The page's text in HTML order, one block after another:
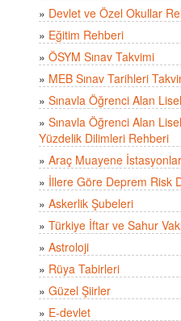
» Devlet ve Özel Okullar
» Eğitim Rehberi
» ÖSYM Sınav Takvimi
» MEB Sınav Tarihleri
» Sınavla Öğrenci Alan
» Sınavla Öğrenci Alan
Yüzdelik Dilimleri Rehberi
» Araç Muayene
» İllere Göre Deprem Risk
» Askerlik Şubeleri
» Türkiye İftar ve Sahur
» Astroloji
» Rüya Tabirleri
» Güzel Şiirler
» E-devlet